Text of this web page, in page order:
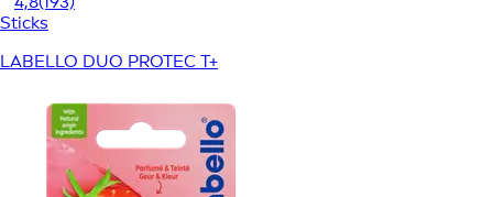
Sticks
LABELLO DUO PROTEC T+